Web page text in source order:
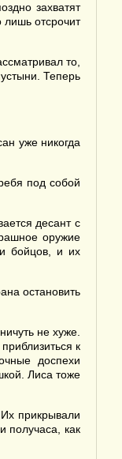
захватят
отсрочит
то,
Теперь
уже никогда
под собой
десант с
оружие
бойцов, и их
остановить
не хуже.
к
доспехи
Лиса тоже
прикрывали
получаса, как